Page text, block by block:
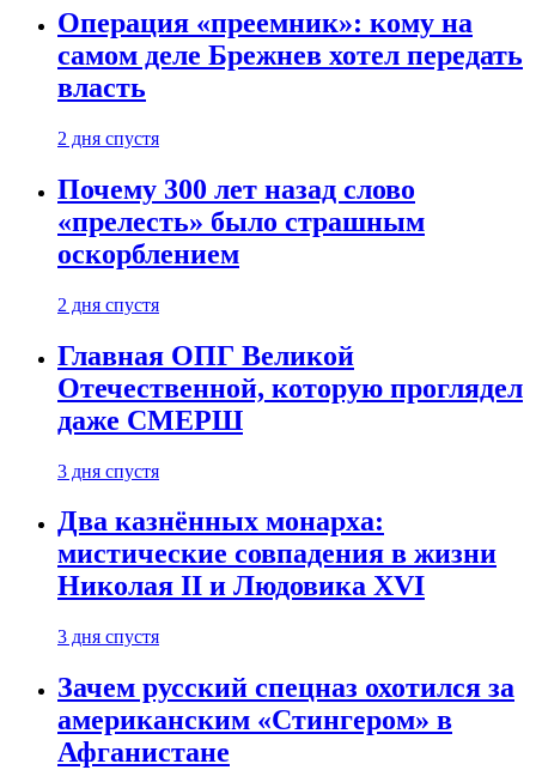
Операция «преемник»: кому на
самом деле Брежнев хотел передать
власть
2 дня спустя
Почему 300 лет назад слово
«прелесть» было страшным
оскорблением
2 дня спустя
Главная ОПГ Великой
Отечественной, которую проглядел
даже СМЕРШ
3 дня спустя
Два казнённых монарха:
мистические совпадения в жизни
Николая II и Людовика XVI
3 дня спустя
Зачем русский спецназ охотился за
американским «Стингером» в
Афганистане